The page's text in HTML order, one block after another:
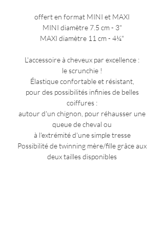
offert en format MINI et MAXI
MINI diamètre 7.5 cm - 3"
MAXI diamètre 11 cm - 4¼"
L'accessoire à cheveux par excellence :
le scrunchie !
Élastique confortable et résistant,
pour des possibilités infinies de belles
coiffures :
autour d'un chignon, pour réhausser une
queue de cheval ou
à l'extrémité d'une simple tresse
Possibilité de twinning mère/fille grâce aux
deux tailles disponibles